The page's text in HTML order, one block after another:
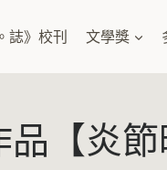
誌》校刊 文學獎
【炎